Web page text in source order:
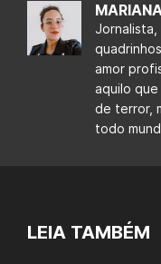
amor
aquilo que
de terror,
todo
LEIA TAMBÉM